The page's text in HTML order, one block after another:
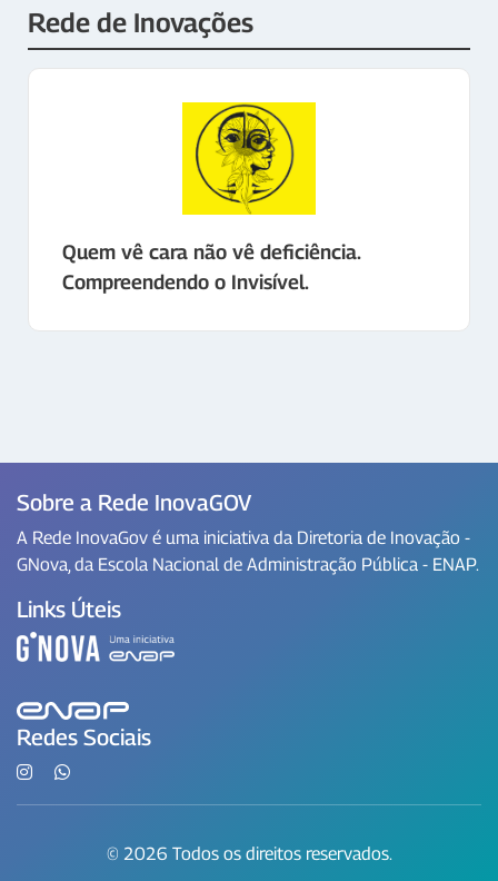
Rede de Inovações
Quem vê cara não vê deficiência.
Compreendendo o Invisível.
Sobre a Rede InovaGOV
A Rede InovaGov é uma iniciativa da Diretoria de Inovação -
GNova, da Escola Nacional de Administração Pública - ENAP.
Links Úteis
Redes Sociais
© 2026 Todos os direitos reservados.